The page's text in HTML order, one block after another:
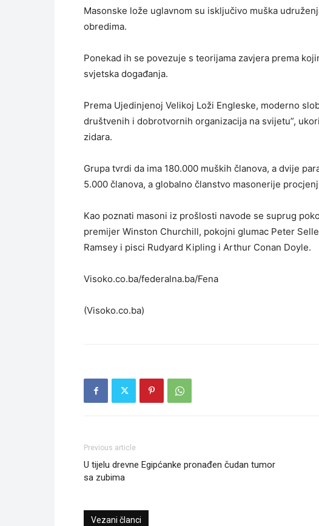
Masonske lože uglavnom su isključivo muška
obredima.
Ponekad ih se povezuje s teorijama zavjera prema
svjetska događanja.
Prema Ujedinjenoj Velikoj Loži Engleske, moderno
društvenih i dobrotvornih organizacija na svijetu”,
zidara.
Grupa tvrdi da ima 180.000 muških članova, a dvije
5.000 članova, a globalno članstvo masonerije
Kao poznati masoni iz prošlosti navode se suprug
premijer Winston Churchill, pokojni glumac Peter
Ramsey i pisci Rudyard Kipling i Arthur Conan Doyle.
Visoko.co.ba/federalna.ba/Fena
(Visoko.co.ba)
Previous article
U tijelu drevne Egipćanke pronađen čudan tumor
sa zubima
Vezani članci